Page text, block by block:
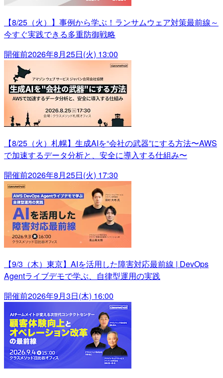
【8/25（火）】事例から学ぶ！ランサムウェア対策最前線～
今すぐ実践できる多重防御戦略
開催前2026年8月25日(火) 13:00
【8/25（火）札幌】生成AIを“会社の武器”にする方法〜AWS
で加速するデータ分析と、安全に導入する仕組み〜
開催前2026年8月25日(火) 17:30
【9/3（木）東京】AIを活用した障害対応最前線 | DevOps
Agentライブデモで学ぶ、自律型運用の実践
開催前2026年9月3日(木) 16:00